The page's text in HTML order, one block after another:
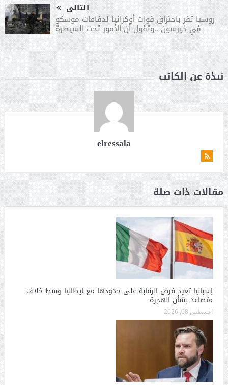
التالى
روسيا تقر باختراق قوات أوكرانيا لدفاعات موسكو
في خيرسون ..وتقول أن الأمور تحت السيطرة
نبذة عن الكاتب
elressala
مقالات ذات صلة
إسبانيا تعيد فرض الرقابة على حدودها مع إيطاليا وسط خلاف
متصاعد بشأن الهجرة
أغسطس 08, 2026